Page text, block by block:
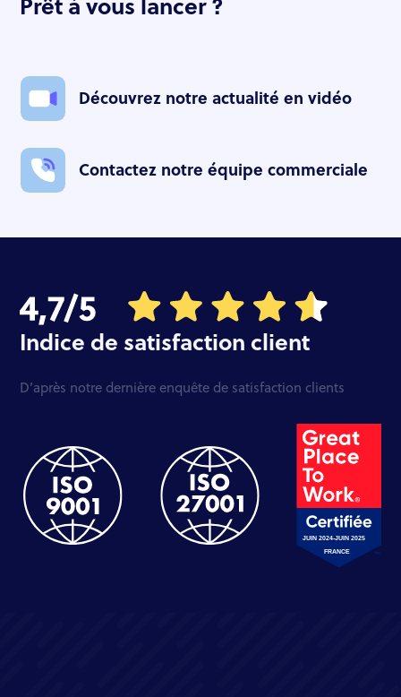
Découvrez notre actualité en vidéo
Contactez notre équipe commerciale
Indice de satisfaction client
D’après notre dernière enquête de satisfaction clients